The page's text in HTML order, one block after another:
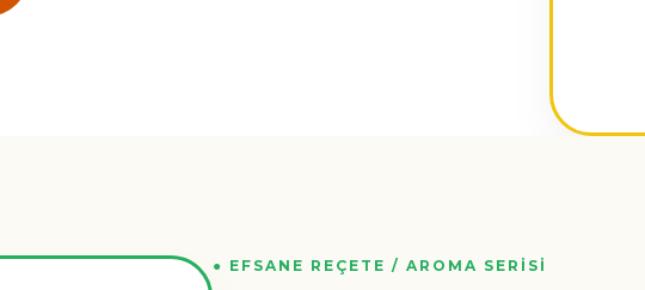
● EFSANE REÇETE / AROMA SERISI